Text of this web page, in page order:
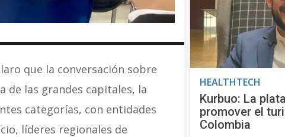
que la conversación sobre
de las grandes capitales, la
categorías, con entidades
líderes regionales de
HEALTHTECH
Kurbuo: La
promover el
Colombia